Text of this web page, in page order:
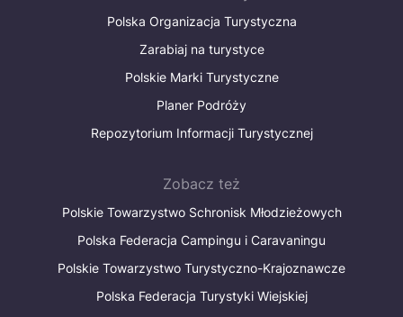
Polska Organizacja Turystyczna
Zarabiaj na turystyce
Polskie Marki Turystyczne
Planer Podróży
Repozytorium Informacji Turystycznej
Zobacz też
Polskie Towarzystwo Schronisk Młodzieżowych
Polska Federacja Campingu i Caravaningu
Polskie Towarzystwo Turystyczno-Krajoznawcze
Polska Federacja Turystyki Wiejskiej